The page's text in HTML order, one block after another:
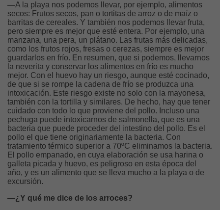
—A la playa nos podemos llevar, por ejemplo, alimentos
secos: Frutos secos, pan o tortitas de arroz o de maíz o
barritas de cereales. Y también nos podemos llevar fruta,
pero siempre es mejor que esté entera. Por ejemplo, una
manzana, una pera, un plátano. Las frutas más delicadas,
como los frutos rojos, fresas o cerezas, siempre es mejor
guardarlos en frío. En resumen, que si podemos, llevarnos
la neverita y conservar los alimentos en frío es mucho
mejor. Con el huevo hay un riesgo, aunque esté cocinado,
de que si se rompe la cadena de frío se produzca una
intoxicación. Este riesgo existe no solo con la mayonesa,
también con la tortilla y similares. De hecho, hay que tener
cuidado con todo lo que proviene del pollo. Incluso una
pechuga puede intoxicarnos de salmonella, que es una
bacteria que puede proceder del intestino del pollo. Es el
pollo el que tiene originariamente la bacteria. Con
tratamiento térmico superior a 70ºC eliminamos la bacteria.
El pollo empanado, en cuya elaboración se usa harina o
galleta picada y huevo, es peligroso en esta época del
año, y es un alimento que se lleva mucho a la playa o de
excursión.
—¿Y qué me dice de los arroces?